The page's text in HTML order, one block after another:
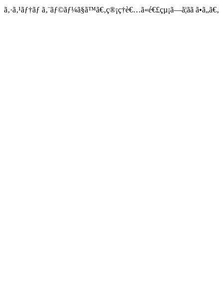
ã‚·ã‚¹ãƒ†ãƒ ã‚¨ãƒ©ãƒ¼ã§ã™ã€‚ç®¡ç†è€…ã«é€£çµ¡ã—ã¦ãã ã•ã„ã€‚